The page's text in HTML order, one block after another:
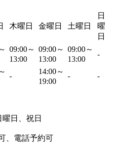
木曜日 金曜日 土曜日
日
曜
日
09:00～
13:00
09:00～
13:00
09:00～
13:00
-
-
14:00～
19:00
- -
日、祝日
、電話予約可